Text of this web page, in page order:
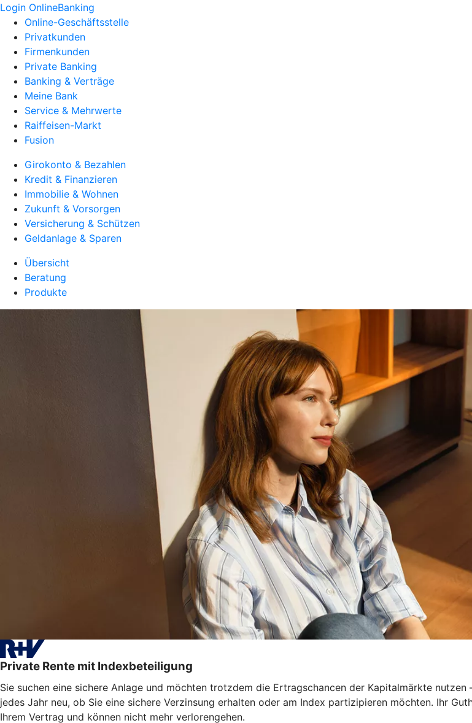
Login OnlineBanking
Online-Geschäftsstelle
Privatkunden
Firmenkunden
Private Banking
Banking & Verträge
Meine Bank
Service & Mehrwerte
Raiffeisen-Markt
Fusion
Girokonto & Bezahlen
Kredit & Finanzieren
Immobilie & Wohnen
Zukunft & Vorsorgen
Versicherung & Schützen
Geldanlage & Sparen
Übersicht
Beratung
Produkte
Private Rente mit Indexbeteiligung
Sie suchen eine sichere Anlage und möchten trotzdem die Ertragschancen der Kapitalmärkte
jedes Jahr neu, ob Sie eine sichere Verzinsung erhalten oder am Index partizipieren möchten. Ihr
Ihrem Vertrag und können nicht mehr verlorengehen.